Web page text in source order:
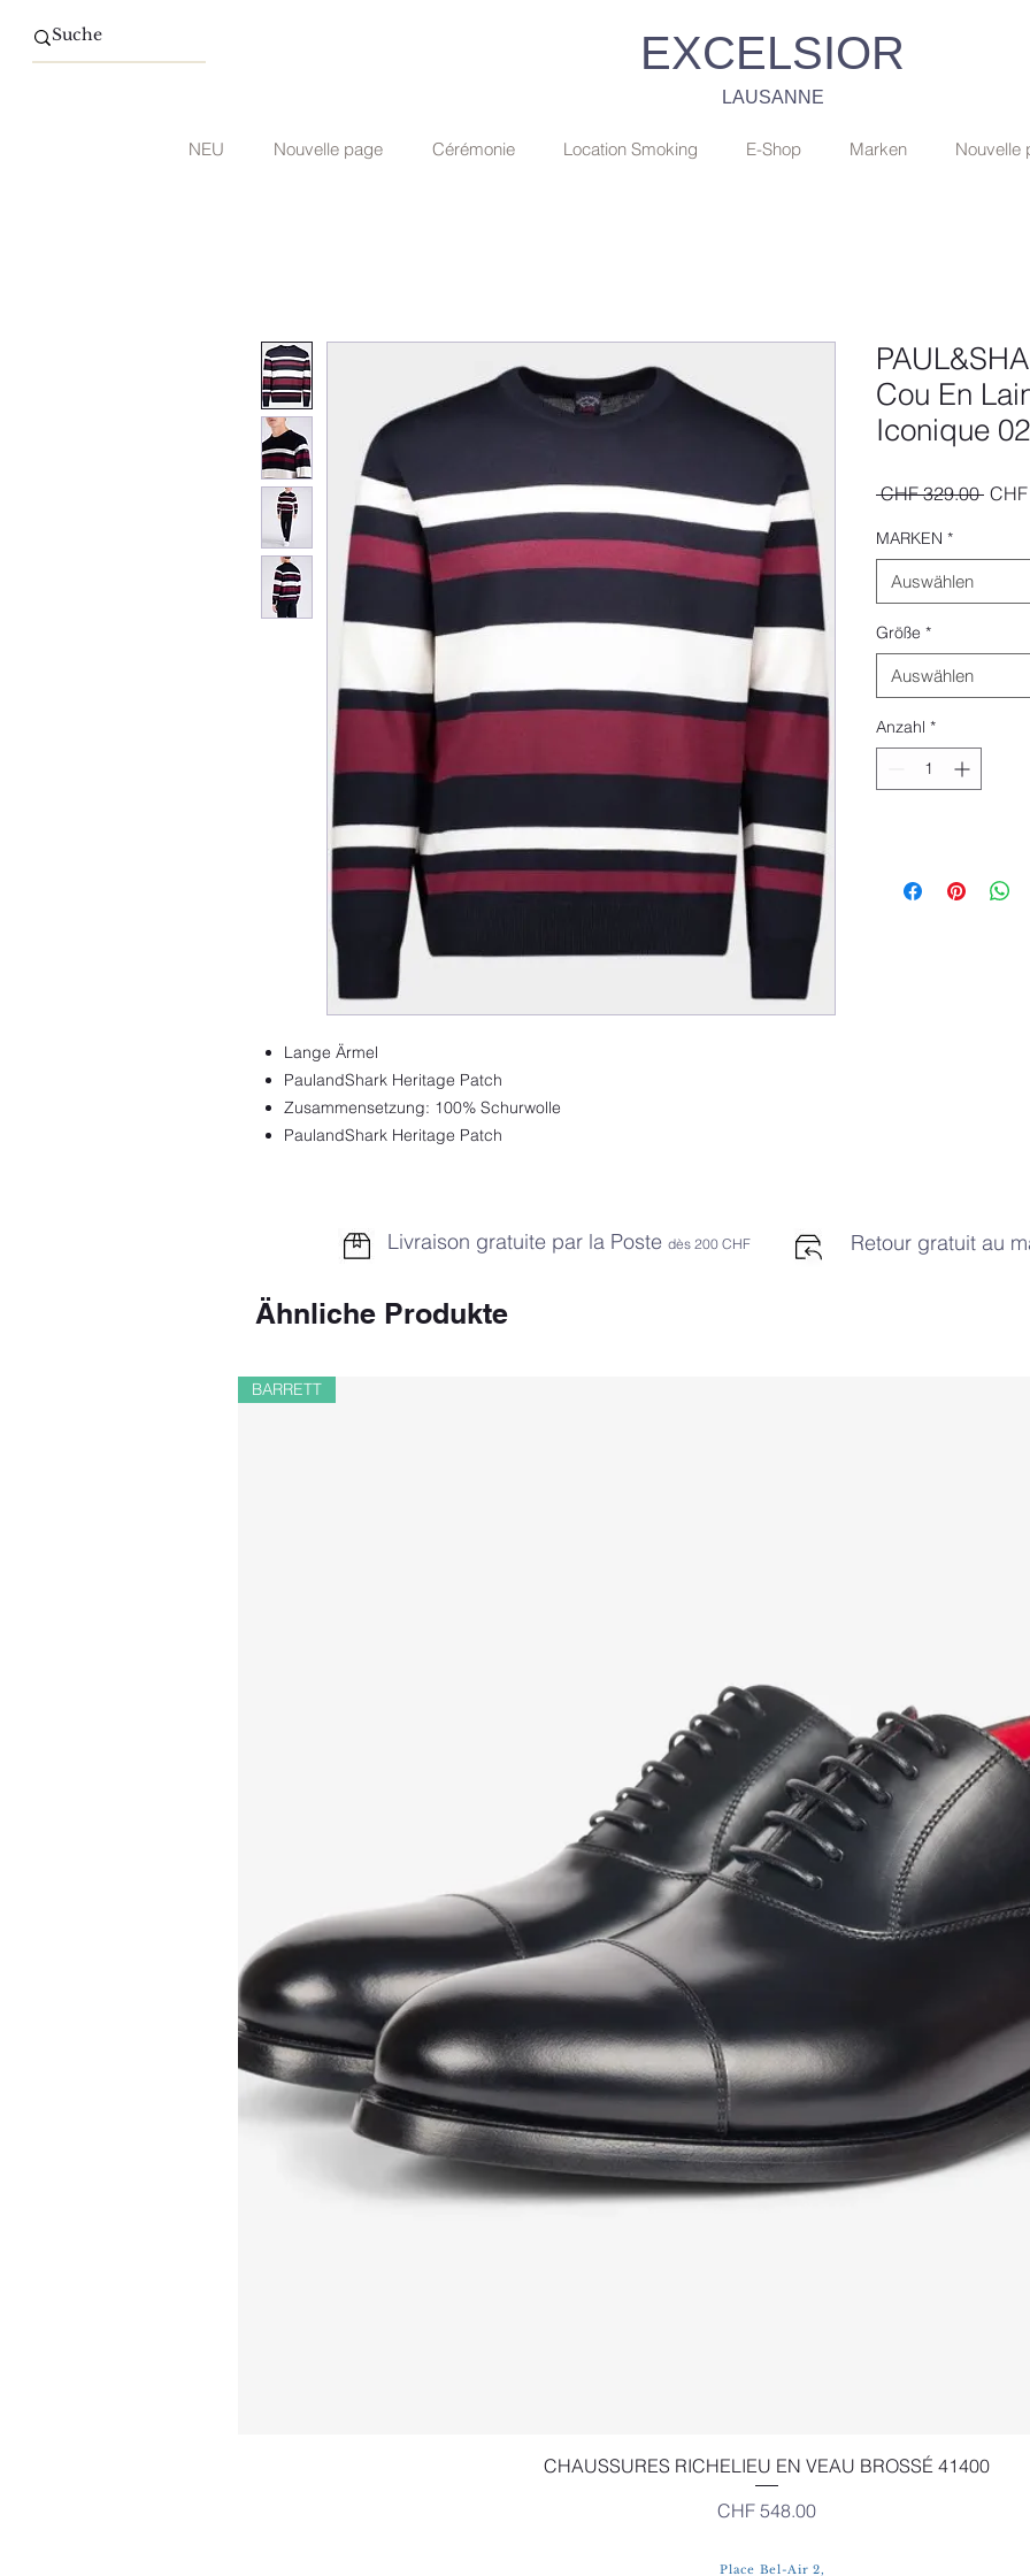
EXCELSIOR
LAUSANNE
NEU Nouvelle page Cérémonie Location Smoking E-Shop Marken Nouvelle
Lange Ärmel
PaulandShark Heritage Patch
Zusammensetzung: 100% Schurwolle
PaulandShark Heritage Patch
Cou En
Iconique
CHF 329.00
MARKEN *
Auswählen
Größe *
Auswählen
Anzahl *
Livraison gratuite par la Poste dès 200 CHF Retour gratuit au
Ähnliche Produkte
Schnellansicht
BARRETT
CHAUSSURES RICHELIEU EN VEAU BROSSÉ 41400
Preis
CHF 548.00
Place Bel-Air 2,